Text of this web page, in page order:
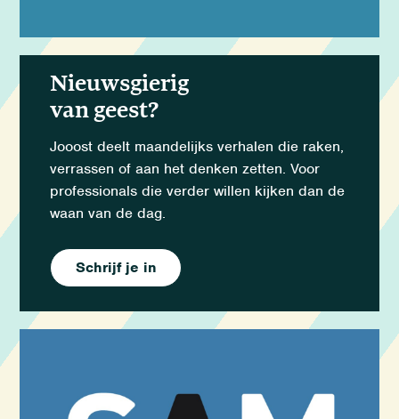
Nieuwsgierig
van geest?
Jooost deelt maandelijks verhalen die raken,
verrassen of aan het denken zetten. Voor
professionals die verder willen kijken dan de
waan van de dag.
Schrijf je in